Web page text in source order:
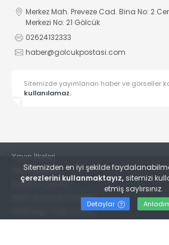
Merkez Mah. Preveze Cad. Bina No: 2
Merkezi No: 21 Gölcük
02624132333
haber@golcukpostasi.com
Sitemizde yayımlanan haber ve görseller
kullanılamaz.
Yayın İlkeleri
Veri Politikası
Kullanım Şartları
KVKK Aydınlatma Metni
KVKK Bilgi Talep Formu
Sitemizden en iyi şekilde
çerezlerini kullanmaktayız, sitemizi
etmiş saylırsınız.
Detaylar